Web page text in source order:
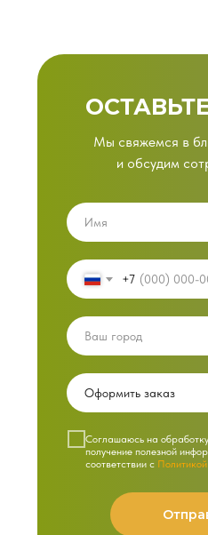
Мы свяжемся в
и обсудим
+7
Cоглашаюсь на
получение полезной
соответствии с